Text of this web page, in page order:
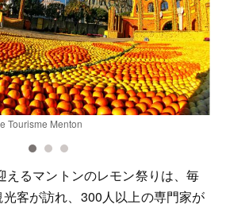
Tourisme Menton
えるマントンのレモン祭りは、毎
客が訪れ、300人以上の専門家が